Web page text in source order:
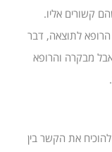
קשורים אליו.
הרופא לתוצאה, דבר
מבקרה והרופא
את הקשר בין